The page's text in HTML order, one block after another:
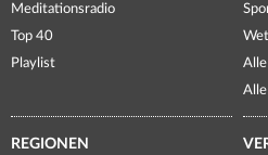
Meditationsradio
Top 40
Playlist
REGIONEN